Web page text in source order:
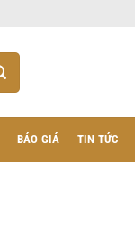
BÁO GIÁ TIN TỨC